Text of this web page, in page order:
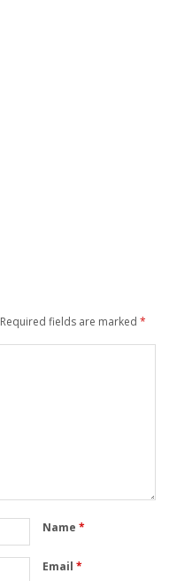
Required fields are marked *
Name *
Email *